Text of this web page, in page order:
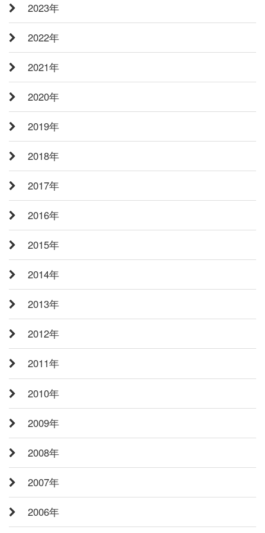
2023年
2022年
2021年
2020年
2019年
2018年
2017年
2016年
2015年
2014年
2013年
2012年
2011年
2010年
2009年
2008年
2007年
2006年